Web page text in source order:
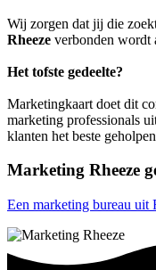
Wij zorgen dat jij die
Rheeze verbonden wordt
Het tofste gedeelte?
Marketingkaart doet dit
marketing professionals
klanten het beste
Marketing Rheeze
Een marketing bureau uit